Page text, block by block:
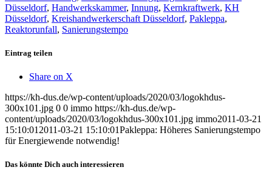
Düsseldorf, Handwerkskammer, Innung, Kernkraftwerk, KH
Düsseldorf, Kreishandwerkerschaft Düsseldorf, Pakleppa,
Reaktorunfall, Sanierungstempo
Eintrag teilen
Share on X
https://kh-dus.de/wp-content/uploads/2020/03/logokhdus-
300x101.jpg 0 0 immo https://kh-dus.de/wp-
content/uploads/2020/03/logokhdus-300x101.jpg immo2011-03-21
15:10:01 2011-03-21 15:10:01Pakleppa: Höheres Sanierungstempo
für Energiewende notwendig!
Das könnte Dich auch interessieren